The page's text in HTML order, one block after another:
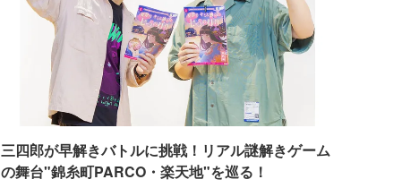
三四郎が早解きバトルに挑戦！リアル謎解きゲーム
の舞台"錦糸町PARCO・楽天地"を巡る！